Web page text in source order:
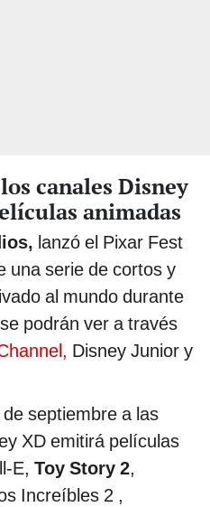
canales Disney
animadas
lanzó el Pixar Fest
una serie de cortos y
al mundo durante
podrán ver a través
Disney Junior y
septiembre a las
XD emitirá películas
E, Toy Story 2,
Increíbles 2 ,